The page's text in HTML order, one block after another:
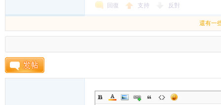
论
回復 支持 反對
還有一